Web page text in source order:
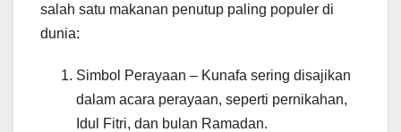
salah satu makanan penutup paling populer di
dunia:
Simbol Perayaan – Kunafa sering disajikan
dalam acara perayaan, seperti pernikahan,
Idul Fitri, dan bulan Ramadan.